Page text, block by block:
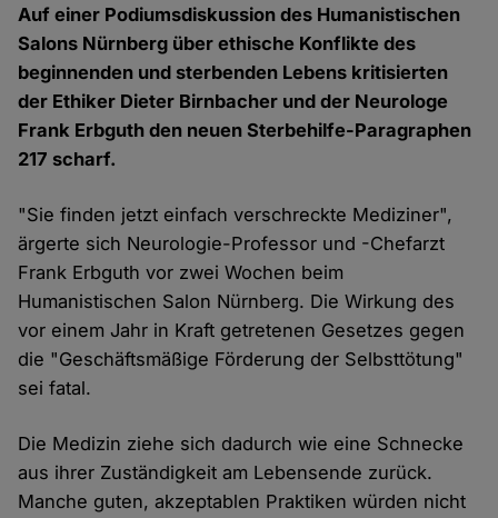
Auf einer Podiumsdiskussion des Humanistischen
Salons Nürnberg über ethische Konflikte des
beginnenden und sterbenden Lebens kritisierten
der Ethiker Dieter Birnbacher und der Neurologe
Frank Erbguth den neuen Sterbehilfe-Paragraphen
217 scharf.
"Sie finden jetzt einfach verschreckte Mediziner",
ärgerte sich Neurologie-Professor und -Chefarzt
Frank Erbguth vor zwei Wochen beim
Humanistischen Salon Nürnberg. Die Wirkung des
vor einem Jahr in Kraft getretenen Gesetzes gegen
die "Geschäftsmäßige Förderung der Selbsttötung"
sei fatal.
Die Medizin ziehe sich dadurch wie eine Schnecke
aus ihrer Zuständigkeit am Lebensende zurück.
Manche guten, akzeptablen Praktiken würden nicht